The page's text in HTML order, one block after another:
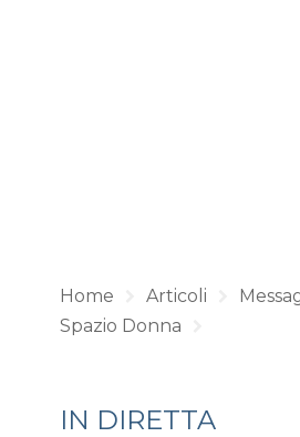
Home Articoli
Spazio Donna
IN DIRETTA